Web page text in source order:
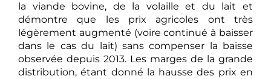
la viande bovine, de la volaille et du lait et
démontre que les prix agricoles ont très
légèrement augmenté (voire continué à baisser
dans le cas du lait) sans compenser la baisse
observée depuis 2013. Les marges de la grande
distribution, étant donné la hausse des prix en